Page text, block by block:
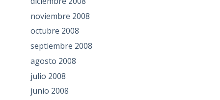
noviembre 2008
octubre 2008
septiembre 2008
agosto 2008
julio 2008
junio 2008